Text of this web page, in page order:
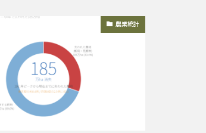
農業統計